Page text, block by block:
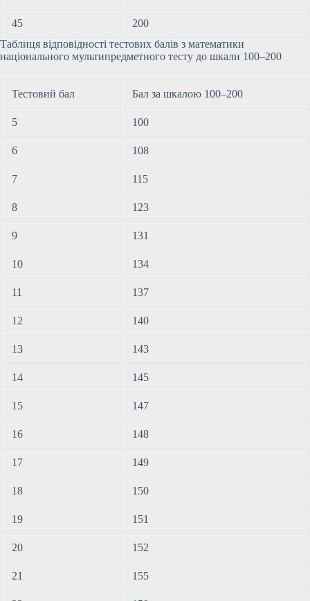
45
200
Таблиця відповідності тестових балів з математики
національного мультипредметного тесту до шкали 100–200
Тестовий бал Бал за шкалою 100–200
5 100
6 108
7 115
8 123
9 131
10 134
11 137
12 140
13 143
14 145
15 147
16 148
17 149
18 150
19 151
20 152
21 155